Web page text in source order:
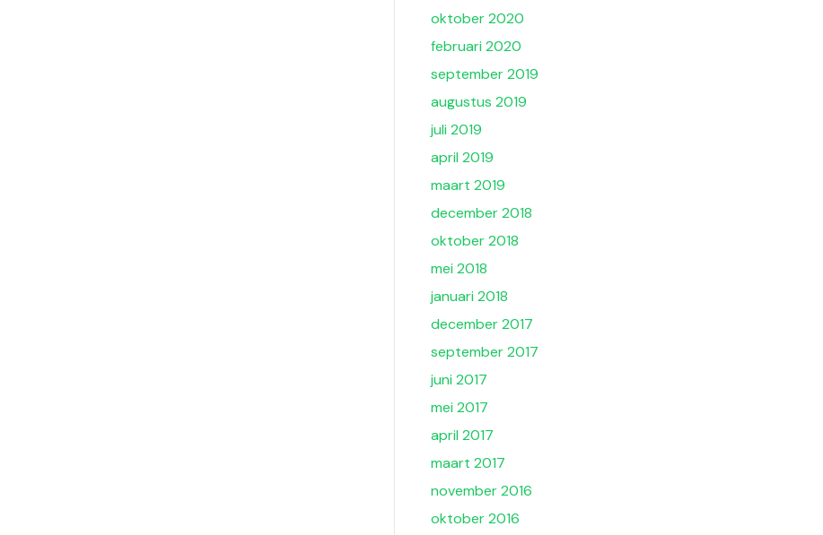
oktober 2020
februari 2020
september 2019
augustus 2019
juli 2019
april 2019
maart 2019
december 2018
oktober 2018
mei 2018
januari 2018
december 2017
september 2017
juni 2017
mei 2017
april 2017
maart 2017
november 2016
oktober 2016